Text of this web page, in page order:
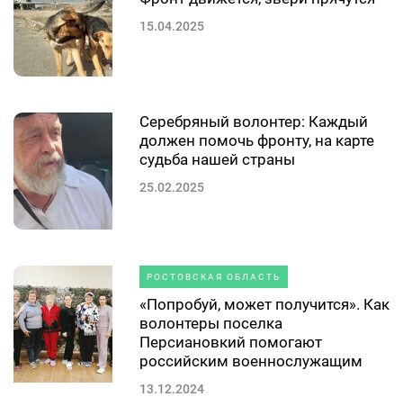
15.04.2025
Серебряный волонтер: Каждый
должен помочь фронту, на карте
судьба нашей страны
25.02.2025
РОСТОВСКАЯ ОБЛАСТЬ
«Попробуй, может получится». Как
волонтеры поселка
Персиановкий помогают
российским военнослужащим
13.12.2024